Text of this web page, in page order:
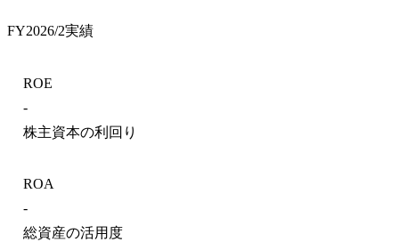
FY2026/2実績
ROE
-
株主資本の利回り
ROA
-
総資産の活用度